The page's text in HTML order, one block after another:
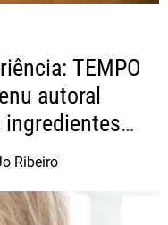
TEMPO
autoral
ingredientes
Ribeiro